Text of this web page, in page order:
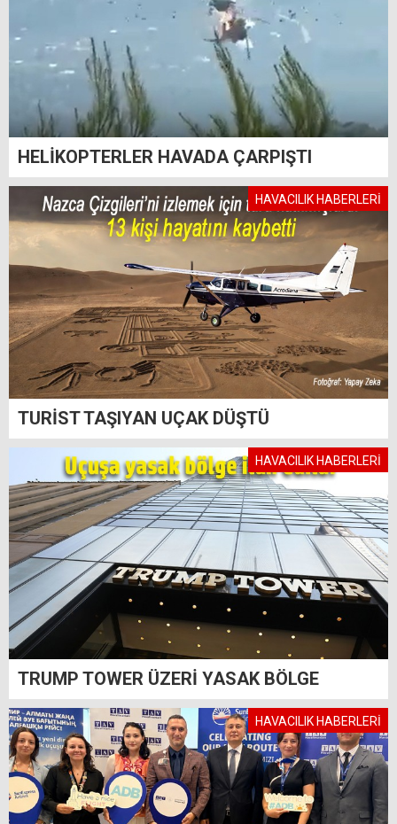
HELİKOPTERLER HAVADA ÇARPIŞTI
HAVACILIK HABERLERİ
TURİST TAŞIYAN UÇAK DÜŞTÜ
HAVACILIK HABERLERİ
TRUMP TOWER ÜZERİ YASAK BÖLGE
HAVACILIK HABERLERİ